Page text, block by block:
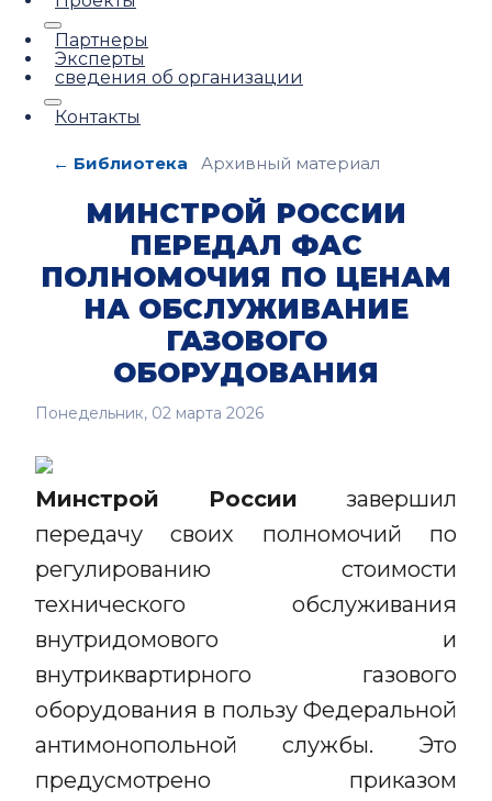
Партнеры
Эксперты
сведения об организации
Контакты
← Библиотека Архивный материал
МИНСТРОЙ РОССИИ
ПЕРЕДАЛ ФАС
ПОЛНОМОЧИЯ ПО ЦЕНАМ
НА ОБСЛУЖИВАНИЕ
ГАЗОВОГО
ОБОРУДОВАНИЯ
Понедельник, 02 марта 2026
Минстрой России завершил
передачу своих полномочий по
регулированию стоимости
технического обслуживания
внутридомового и
внутриквартирного газового
оборудования в пользу Федеральной
антимонопольной службы. Это
предусмотрено приказом